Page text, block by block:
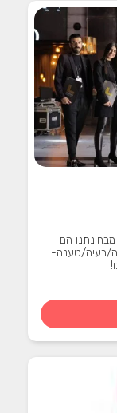
הם
בעיה/טענה-